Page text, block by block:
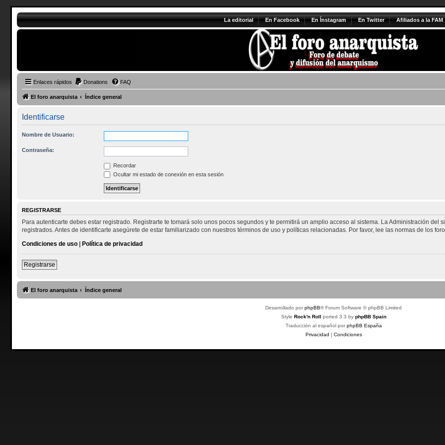
La editorial En Facebook En Ínstagram En Twitter Afiliados a la FAM
Enlaces rápidos Donations FAQ
El foro anarquista Índice general
Identificarse
Nombre de Usuario:
Contraseña:
Recordar
Ocultar mi estado de conexión en esta sesión
REGISTRARSE
Para autenticarte debes estar registrado. Registrarte te tomará solo unos pocos segundos y te permitirá un amplio acceso al sistema. La Administración
registrados. Antes de identificarte asegúrete de estar familiarizado con nuestros términos de uso y políticas relacionadas. Por favor, lee las normas de los
Condiciones de uso| Política de privacidad
Registrarse
El foro anarquista Índice general
Desarrollado porphpBB® Forum Software © phpBB Limited
Style Rock'n Roll ported 3.3 by phpBB Spain
Traducción al español porphpBB España
Privacidad | Condiciones